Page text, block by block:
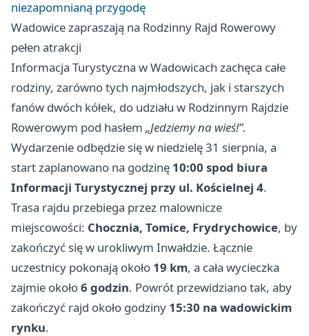
niezapomnianą przygodę
Wadowice zapraszają na Rodzinny Rajd Rowerowy
pełen atrakcji
Informacja Turystyczna w Wadowicach zachęca całe
rodziny, zarówno tych najmłodszych, jak i starszych
fanów dwóch kółek, do udziału w Rodzinnym Rajdzie
Rowerowym pod hasłem „Jedziemy na wieś!”.
Wydarzenie odbędzie się w niedzielę 31 sierpnia, a
start zaplanowano na godzinę 10:00 spod biura
Informacji Turystycznej przy ul. Kościelnej 4.
Trasa rajdu przebiega przez malownicze
miejscowości: Chocznia, Tomice, Frydrychowice, by
zakończyć się w urokliwym Inwałdzie. Łącznie
uczestnicy pokonają około 19 km, a cała wycieczka
zajmie około6 godzin. Powrót przewidziano tak, aby
zakończyć rajd około godziny 15:30 na wadowickim
rynku.